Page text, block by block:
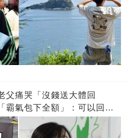
父痛哭「沒錢送大體回
霸氣包下全額」：可以回家